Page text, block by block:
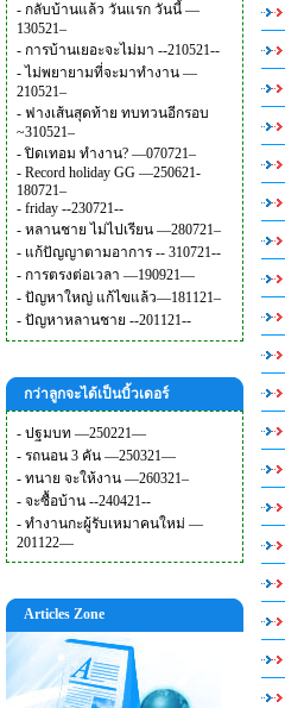
- กลับบ้านแล้ว วันแรก วันนี้ —
130521–
- การบ้านเยอะจะไม่มา --210521--
- ไม่พยายามที่จะมาทำงาน —
210521–
- ฟางเส้นสุดท้าย ทบทวนอีกรอบ
~310521–
-ปิดเทอม ทำงาน? —070721–
- Record holiday GG —250621-
180721–
- friday --230721--
- หลานชาย ไม่ไปเรียน —280721–
- แก้ปัญญาตามอาการ -- 310721--
- การตรงต่อเวลา —190921—
- ปัญหาใหญ่ แก้ไขแล้ว—181121–
- ปัญหาหลานชาย --201121--
กว่าลูกจะได้เป็นบิ้วเดอร์
- ปฐมบท —250221—
- รถนอน 3 คัน —250321—
- ทนาย จะให้งาน —260321–
- จะซื้อบ้าน --240421--
- ทำงานกะผู้รับเหมาคนใหม่ —
201122—
Articles Zone